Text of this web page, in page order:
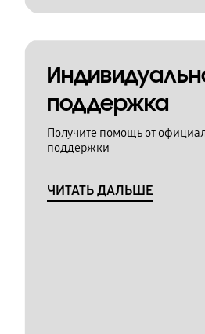
поддержка
Получите помощь от
поддержки
ЧИТАТЬ ДАЛЬШЕ